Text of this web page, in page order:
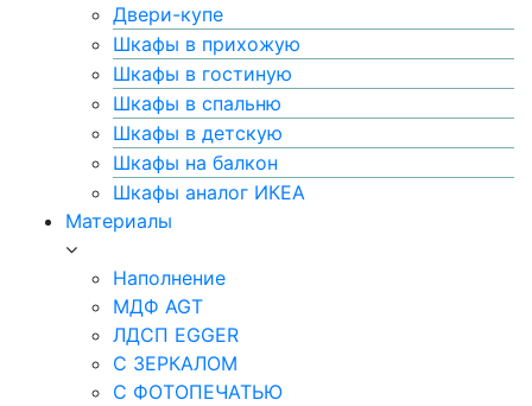
Двери-купе
Шкафы в прихожую
Шкафы в гостиную
Шкафы в спальню
Шкафы в детскую
Шкафы на балкон
Шкафы аналог ИКЕА
Материалы
Наполнение
МДФ AGT
ЛДСП EGGER
С ЗЕРКАЛОМ
С ФОТОПЕЧАТЬЮ